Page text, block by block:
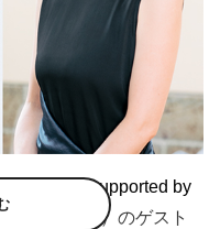
拓哉 Flow supported by
・18日（日）のゲスト